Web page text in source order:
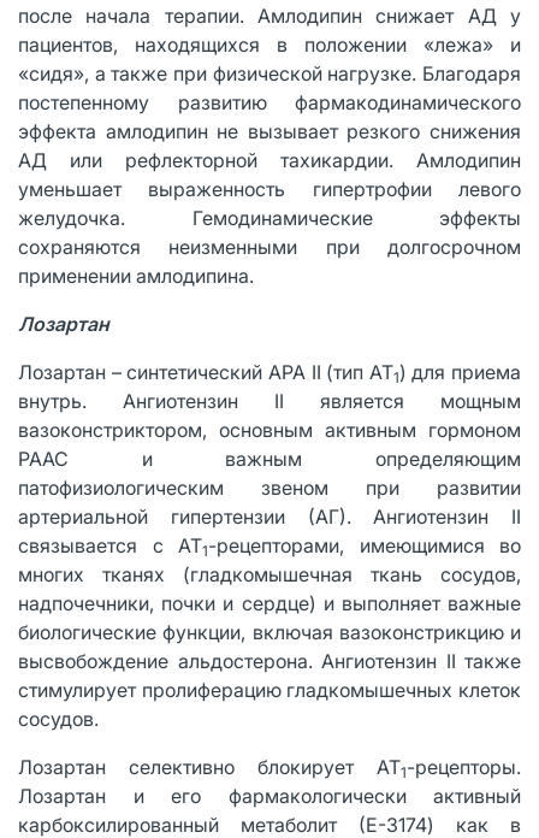
после начала терапии. Амлодипин снижает АД у
пациентов, находящихся в положении «лежа» и
«сидя», а также при физической нагрузке. Благодаря
постепенному развитию фармакодинамического
эффекта амлодипин не вызывает резкого снижения
АД или рефлекторной тахикардии. Амлодипин
уменьшает выраженность гипертрофии левого
желудочка. Гемодинамические эффекты
сохраняются неизменными при долгосрочном
применении амлодипина.
Лозартан
Лозартан – синтетический АРА II (тип АТ1) для приема
внутрь. Ангиотензин II является мощным
вазоконстриктором, основным активным гормоном
РААС и важным определяющим
патофизиологическим звеном при развитии
артериальной гипертензии (АГ). Ангиотензин II
связывается с АТ1-рецепторами, имеющимися во
многих тканях (гладкомышечная ткань сосудов,
надпочечники, почки и сердце) и выполняет важные
биологические функции, включая вазоконстрикцию и
высвобождение альдостерона. Ангиотензин II также
стимулирует пролиферацию гладкомышечных клеток
сосудов.
Лозартан селективно блокирует АТ1-рецепторы.
Лозартан и его фармакологически активный
карбоксилированный метаболит (Е-3174) как в